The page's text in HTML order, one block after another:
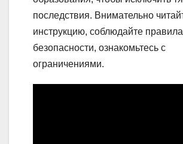
последствия. Внимательно
инструкцию, соблюдайте правила
безопасности, ознакомьтесь с
ограничениями.